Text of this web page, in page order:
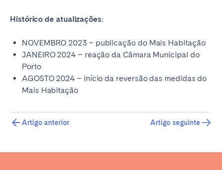
Histórico de atualizações:
NOVEMBRO 2023 – publicação do Mais Habitação
JANEIRO 2024 – reação da Câmara Municipal do
Porto
AGOSTO 2024 – início da reversão das medidas do
Mais Habitação
Artigo anterior Artigo seguinte